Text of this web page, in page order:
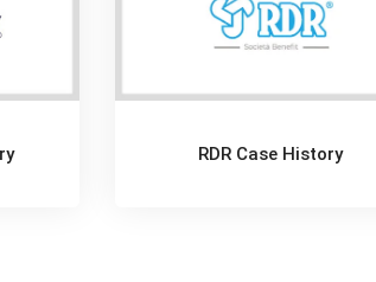
RDR Case History